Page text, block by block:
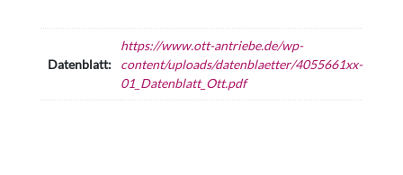
Datenblatt:
https://www.ott-antriebe.de/wp-
content/uploads/datenblaetter/4055661xx-
01_Datenblatt_Ott.pdf